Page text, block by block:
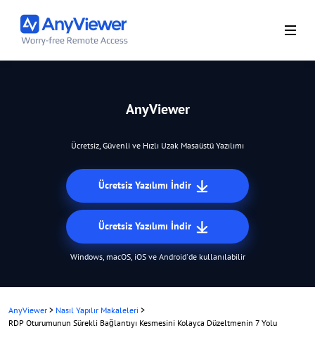
AnyViewer
Ücretsiz, Güvenli ve Hızlı Uzak Masaüstü Yazılımı
Ücretsiz Yazılımı İndir
Ücretsiz Yazılımı İndir
Windows, macOS, iOS ve Android'de kullanılabilir
AnyViewer > Nasıl Yapılır Makaleleri >
RDP Oturumunun Sürekli Bağlantıyı Kesmesini Kolayca Düzeltmenin 7 Yolu